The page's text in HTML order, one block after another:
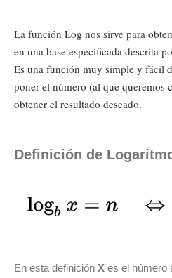
La función Log nos sirve para
en una base especificada descrita
Es una función muy simple y fácil
poner el número (al que queremos
obtener el resultado deseado.
Definición de
En esta definición X es el número